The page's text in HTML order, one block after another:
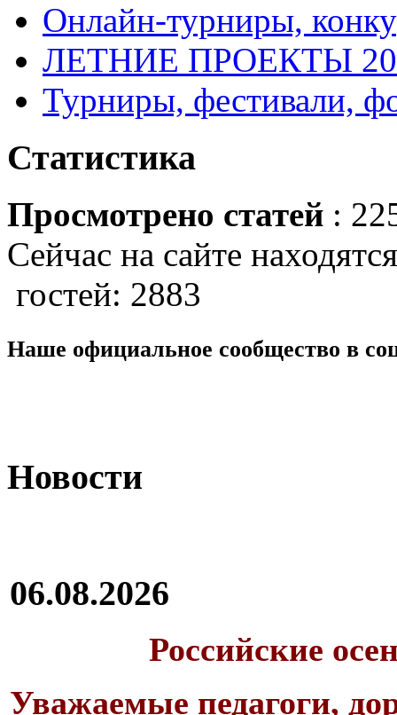
Онлайн-турниры,
ЛЕТНИЕ ПРОЕКТЫ
Турниры, фестивали,
Статистика
Просмотрено статей :
Сейчас на сайте
гостей: 2883
Наше официальное сообщество в
Новости
06.08.2026
Российские
Уважаемые педагоги,